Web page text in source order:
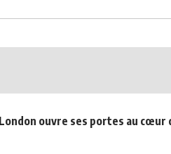
ouvre ses portes au cœur